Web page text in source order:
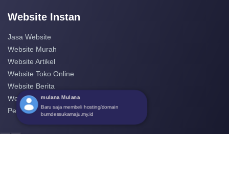
Website Instan
Jasa Website
Website Murah
Website Artikel
Website Toko Online
Website Berita
Website Perusahaan
Pembuatan Website
mulana Mulana
Baru saja membeli hosting/domain
bumdessukamaju.my.id